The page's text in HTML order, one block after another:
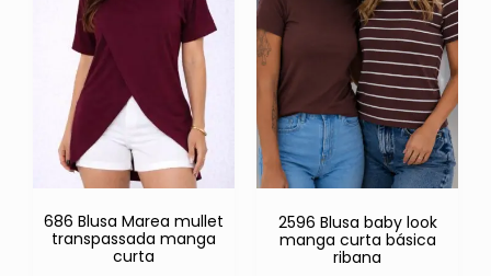
686 Blusa Marea mullet
transpassada manga
curta
2596 Blusa baby look
manga curta básica
ribana